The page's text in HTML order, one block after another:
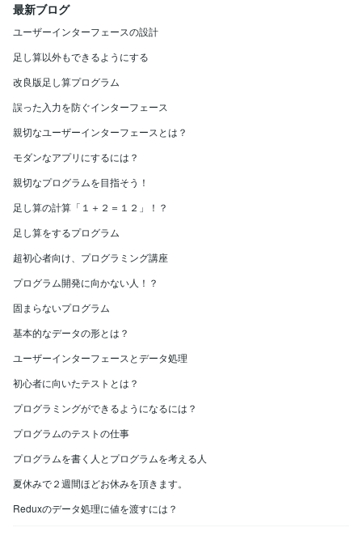
最新ブログ
ユーザーインターフェースの設計
足し算以外もできるようにする
改良版足し算プログラム
誤った入力を防ぐインターフェース
親切なユーザーインターフェースとは？
モダンなアプリにするには？
親切なプログラムを目指そう！
足し算の計算「１＋２＝１２」！？
足し算をするプログラム
超初心者向け、プログラミング講座
プログラム開発に向かない人！？
固まらないプログラム
基本的なデータの形とは？
ユーザーインターフェースとデータ処理
初心者に向いたテストとは？
プログラミングができるようになるには？
プログラムのテストの仕事
プログラムを書く人とプログラムを考える人
夏休みで２週間ほどお休みを頂きます。
Reduxのデータ処理に値を渡すには？